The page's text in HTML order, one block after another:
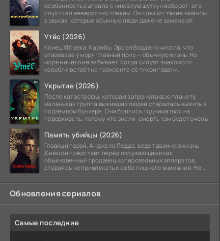
особенность сыграла с ним злую шутку наоборот: его
слух стал невероятно тонким. Он слышит такие нюансы
в звуках, которые обычные люди даже не замечают.
Утёс (2026)
Конец XIX века. Карибы. Эрсел Бодден считала, что
отвоевала у моря главный приз — обычную жизнь. Но
море ничего не забывает. Когда силуэт знакомого
корабля встаёт на горизонте её тихой гавани,
Укрытие (2026)
После катастрофы, которая затронула всю планету,
маленькая группа выживших людей старалась выжить в
подземном бункере. Они боялись подниматься на
поверхность, потому что знали: смерть там будет очень
Память убийцы (2026)
Главный герой, Анджело Ледде, ведет двойную жизнь.
Днем он предстает перед окружающими как
обыкновенный продавец копировальных аппаратов,
стараясь не привлекать к себе лишнего внимания. Но
Обновления сериалов
Самые последние